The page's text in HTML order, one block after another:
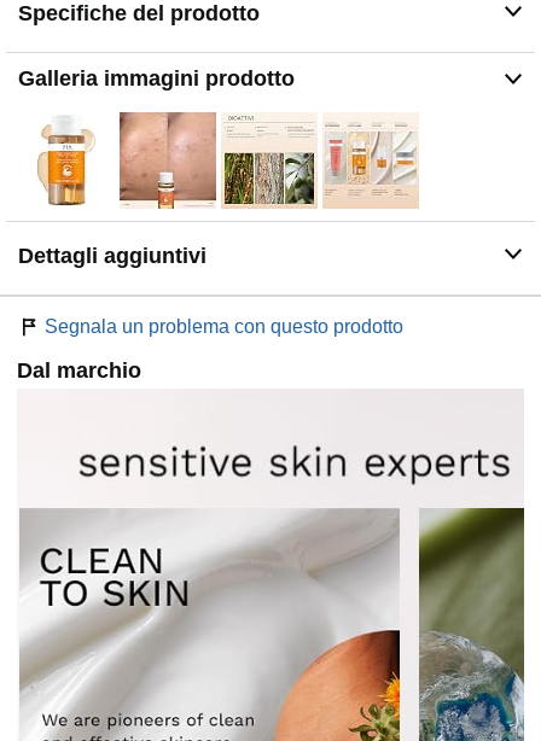
Specifiche del prodotto
Galleria immagini prodotto
Dettagli aggiuntivi
Segnala un problema con questo prodotto
Dal marchio